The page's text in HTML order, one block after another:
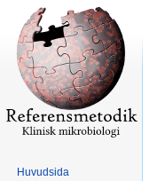
Huvudsida